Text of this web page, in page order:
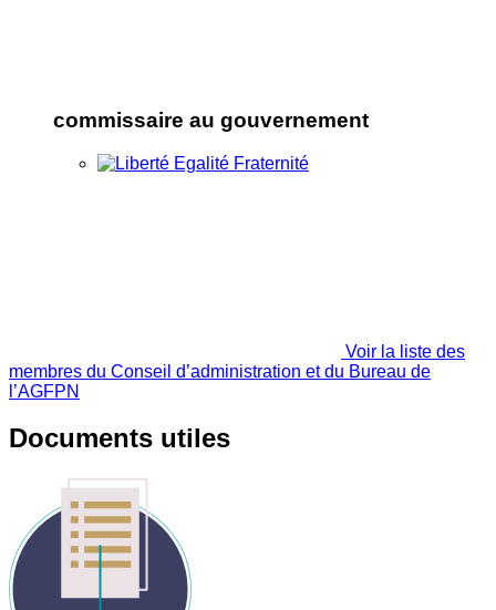
commissaire au gouvernement
Voir la liste des
membres du Conseil d’administration et du Bureau de
l’AGFPN
Documents utiles